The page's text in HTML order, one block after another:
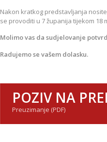
Nakon kratkog predstavljanja
se provoditi u 7 županija tijekom 18
Molimo vas da sudjelovanje
Radujemo se vašem dolasku.
POZIV NA
Preuzimanje (PDF)